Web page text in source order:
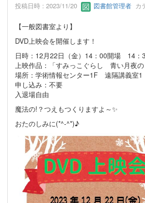
投稿日時 : 2023/11/20 図書館管理者 カ
【一般図書室より】
DVD上映会を開催します！
日時：12月22日（金）14：00開場 14：
上映作品：「すみっこぐらし 青い月夜の
場所：学術情報センター1F 遠隔講義室1
申し込み：不要
入退場自由
魔法の!？つえもつくりますよ～✨
おたのしみに(*^-^*)♪